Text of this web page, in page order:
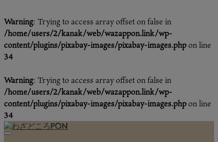
Warning: Trying to access array offset on false in
/home/users/2/kanak/web/wazappon.link/wp-
content/plugins/pixabay-images/pixabay-images.phpon line
34
Warning: Trying to access array offset on false in
/home/users/2/kanak/web/wazappon.link/wp-
content/plugins/pixabay-images/pixabay-images.phpon line
34